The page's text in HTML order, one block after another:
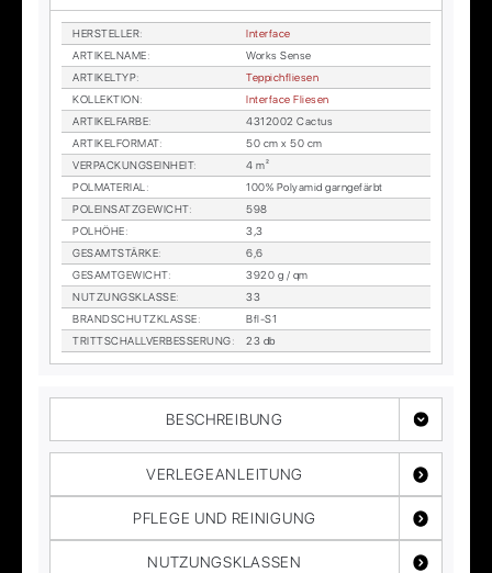
HER­STEL­LER:
In­ter­face
AR­TI­KEL­NA­ME:
Works Sen­se
AR­TI­KEL­TYP:
Tep­pich­flie­sen
KOL­LEK­TI­ON:
In­ter­face Flie­sen
AR­TI­KEL­FAR­BE:
4312002 Cac­tus
AR­TI­KEL­FOR­MAT:
50 cm x 50 cm
VER­PA­CKUNGS­EIN­HEIT:
4 m²
POL­MA­TE­RI­AL:
100% Po­ly­amid garn­ge­färbt
POL­EIN­SATZ­GE­WICHT:
598
POL­HÖ­HE:
3,3
GE­SAMT­STÄR­KE:
6,6
GE­SAMT­GE­WICHT:
3920 g / qm
NUT­ZUNGS­KLAS­SE:
33
BRAND­SCHUTZ­KLAS­SE:
Bfl-S1
TRITT­SCHALL­VER­BES­SE­RUNG: 23 db
BESCHREIBUNG
VERLEGEANLEITUNG
PFLEGE UND REINIGUNG
NUTZUNGSKLASSEN